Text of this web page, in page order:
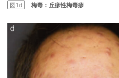
図1d 梅毒：丘疹性梅毒疹